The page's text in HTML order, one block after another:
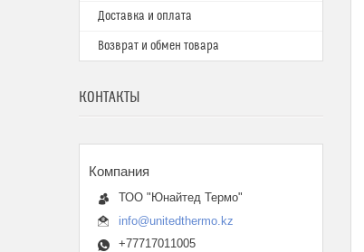
Доставка и оплата
Возврат и обмен товара
КОНТАКТЫ
ТОО "Юнайтед Термо"
info@unitedthermo.kz
+77717011005